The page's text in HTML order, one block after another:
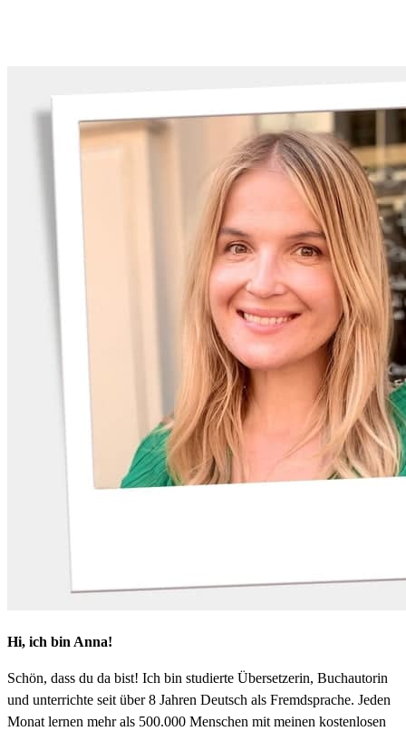
Hi, ich bin Anna!
Schön, dass du da bist! Ich bin studierte Übersetzerin, Buchautorin
und unterrichte seit über 8 Jahren Deutsch als Fremdsprache. Jeden
Monat lernen mehr als 500.000 Menschen mit meinen kostenlosen